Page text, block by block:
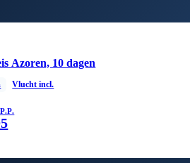
Azoren, 10 dagen
Vlucht incl.